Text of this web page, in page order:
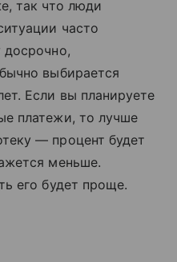
так что люди
часто
досрочно,
выбирается
Если вы планируете
платежи, то лучше
— процент будет
меньше.
его будет проще.